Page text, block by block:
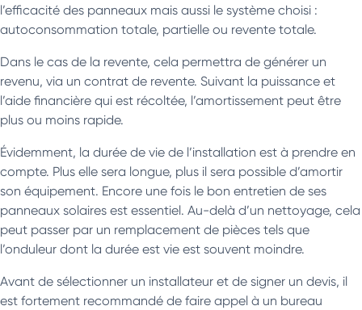
l’efficacité des panneaux mais aussi le système choisi :
autoconsommation totale, partielle ou revente totale.
Dans le cas de la revente, cela permettra de générer un
revenu, via un contrat de revente. Suivant la puissance et
l’aide financière qui est récoltée, l’amortissement peut être
plus ou moins rapide.
Évidemment, la durée de vie de l’installation est à prendre en
compte. Plus elle sera longue, plus il sera possible d’amortir
son équipement. Encore une fois le bon entretien de ses
panneaux solaires est essentiel. Au-delà d’un nettoyage, cela
peut passer par un remplacement de pièces tels que
l’onduleur dont la durée est vie est souvent moindre.
Avant de sélectionner un installateur et de signer un devis, il
est fortement recommandé de faire appel à un bureau